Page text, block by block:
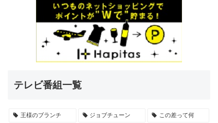
テレビ番組一覧
王様のブランチ ジョブチューン この差って何